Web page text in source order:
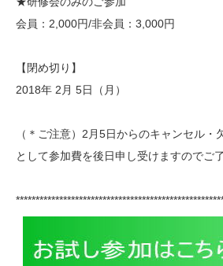
会員：2,000円/非会員：3,000円
【閉め切り】
2018年 2月 5日（月）
（＊ご注意）2月5日からのキャンセル・
として参加費を後日申し受けますのでご
****************************************************